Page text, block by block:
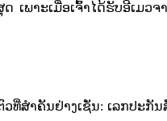
ເພາະ​ເມື່ອ​ເຈົ້າ​ໄດ້ຮັບ​ອີ​ເມ​
ຳຄັນ​ຢ່າງ​ເຊັ່ນ: ​ເລກ​ປະ​ກັ